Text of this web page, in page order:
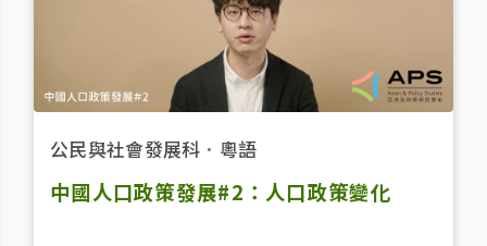
公民與社會發展科 ． 粵語
中國人口政策發展#2：人口政策變化